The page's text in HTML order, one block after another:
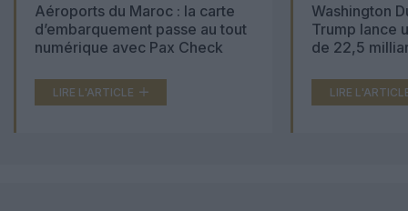
Aéroports du Maroc : la carte
d’embarquement passe au tout
numérique avec Pax Check
LIRE L'ARTICLE
Washington
Trump lance
de 22,5
LIRE